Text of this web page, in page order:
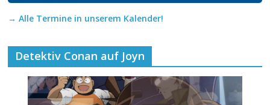
→ Alle Termine in unserem Kalender!
Detektiv Conan auf Joyn